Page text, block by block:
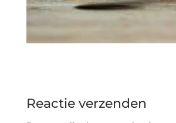
Reactie verzenden